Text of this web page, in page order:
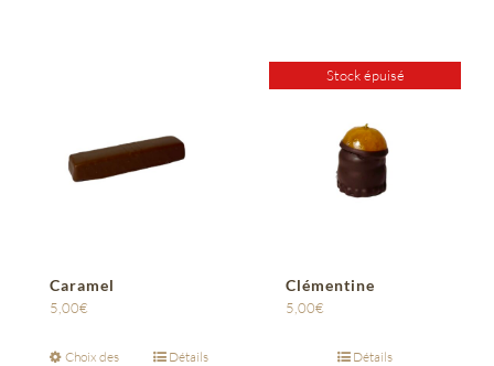
Caramel
5,00€
Choix des
Détails
Stock épuisé
Clémentine
5,00€
Détails